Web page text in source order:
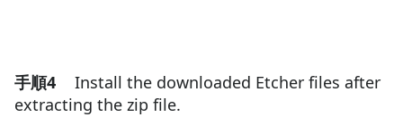
手順4
Install the downloaded Etcher files after
extracting the zip file.